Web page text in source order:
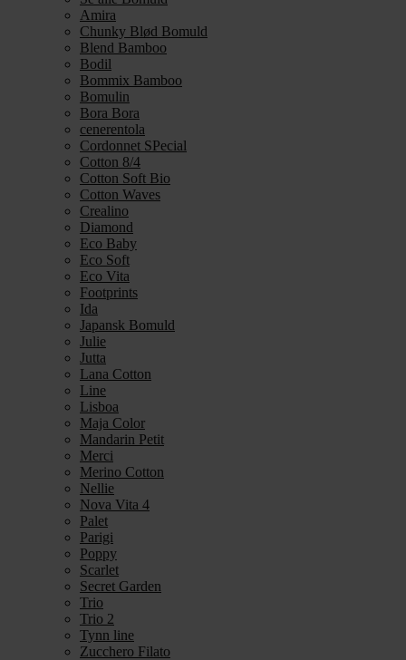
Amira
Chunky Blød Bomuld
Blend Bamboo
Bodil
Bommix Bamboo
Bomulin
Bora Bora
cenerentola
Cordonnet SPecial
Cotton 8/4
Cotton Soft Bio
Cotton Waves
Crealino
Diamond
Eco Baby
Eco Soft
Eco Vita
Footprints
Ida
Japansk Bomuld
Julie
Jutta
Lana Cotton
Line
Lisboa
Maja Color
Mandarin Petit
Merci
Merino Cotton
Nellie
Nova Vita 4
Palet
Parigi
Poppy
Scarlet
Secret Garden
Trio
Trio 2
Tynn line
Zucchero Filato